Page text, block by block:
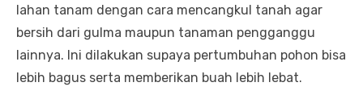
lahan tanam dengan cara mencangkul tanah agar
bersih dari gulma maupun tanaman pengganggu
lainnya. Ini dilakukan supaya pertumbuhan pohon bisa
lebih bagus serta memberikan buah lebih lebat.